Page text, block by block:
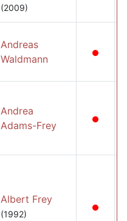
(2009)
Andreas
Waldmann
Andrea
Adams-Frey
Albert Frey
(1992)